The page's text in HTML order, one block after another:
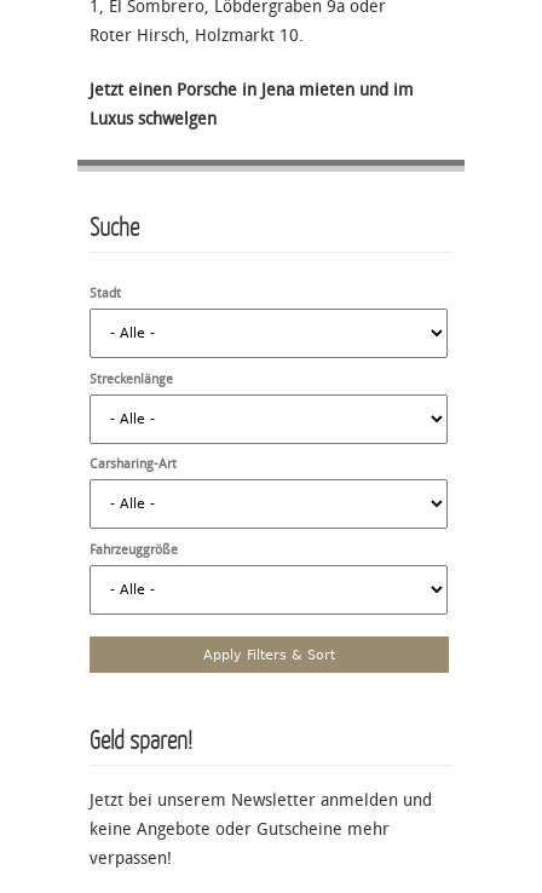
1, El Sombrero, Löbdergraben 9a oder
Roter Hirsch, Holzmarkt 10.
Jetzt einen Porsche in Jena mieten und im
Luxus schwelgen
Suche
Stadt
Streckenlänge
Carsharing-Art
Fahrzeuggröße
Geld sparen!
Jetzt bei unserem Newsletter anmelden und
keine Angebote oder Gutscheine mehr
verpassen!